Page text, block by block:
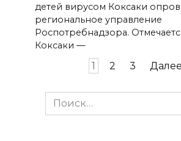
детей вирусом Коксаки
региональное управление
Роспотребнадзора.
Коксаки —
1 2 3 Далее
Search
for: